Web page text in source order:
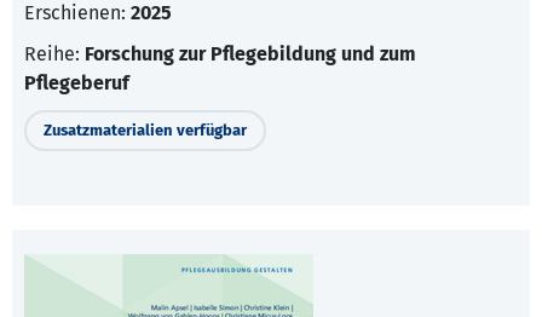
Erschienen: 2025
Reihe: Forschung zur Pflegebildung und zum
Pflegeberuf
Zusatzmaterialien verfügbar